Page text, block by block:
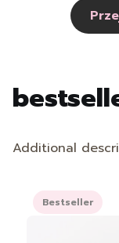
Additional
Bestseller